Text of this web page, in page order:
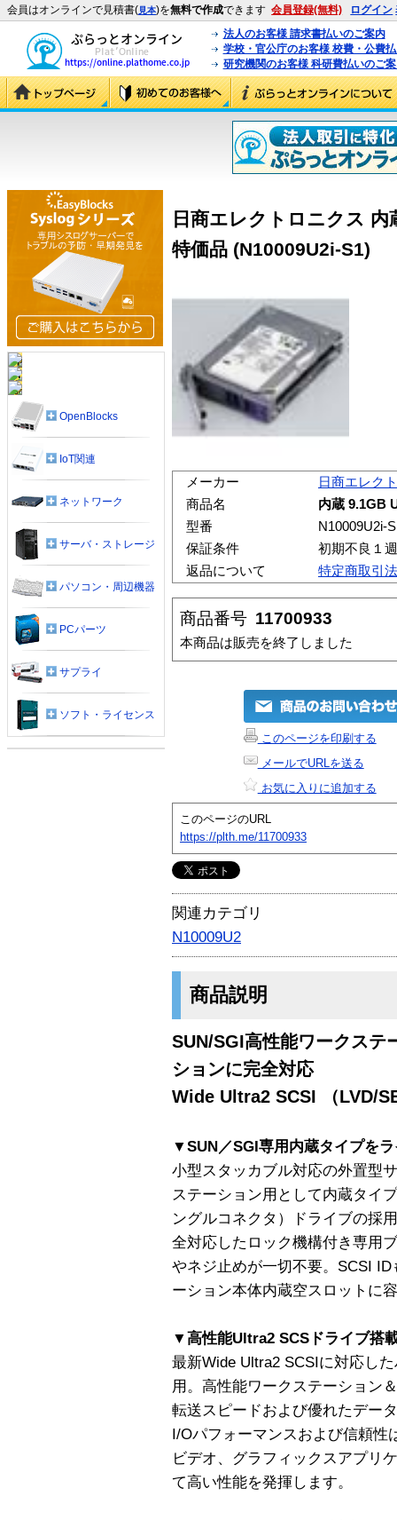
会員はオンラインで見積書(見本)を無料で作成できます 会員登録(無料) ログイン
法人のお客様 請求書払いのご案内
学校・官公庁のお客様 校費・公費
研究機関のお客様 科研費払いのご
日商エレクトロニクス
特価品 (N10009U2i-S1)
メーカー
日商エレク
商品名
内蔵 9.1GB
型番
N10009U2i-
保証条件
初期不良１
返品について
特定商取引
商品番号 11700933
本商品は販売を終了しました
このページを印刷する
メールでURLを送る
お気に入りに追加する
このページのURL
https://plth.me/11700933
関連カテゴリ
N10009U2
商品説明
SUN/SGI高性能ワークステ
ションに完全対応
Wide Ultra2 SCSI （LVD/
▼SUN／SGI専用内蔵タイプを
小型スタッカブル対応の外置型
ステーション用として内蔵タイ
ングルコネクタ）ドライブの採
全対応したロック機構付き専用
やネジ止めが一切不要。SCSI
ーション本体内蔵空スロットに
▼高性能Ultra2 SCSドライブ搭
最新Wide Ultra2 SCSIに対応し
用。高性能ワークステーション
転送スピードおよび優れたデー
I/Oパフォーマンスおよび信頼性
ビデオ、グラフィックスアプリ
て高い性能を発揮します。
OpenBlocks
IoT関連
ネットワーク
サーバ・ストレージ
パソコン・周辺機器
PCパーツ
サプライ
ソフト・ライセンス